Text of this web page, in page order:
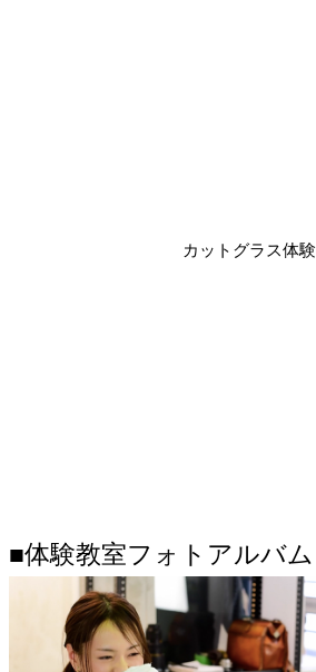
カットグラス体験
■体験教室フォトアルバム